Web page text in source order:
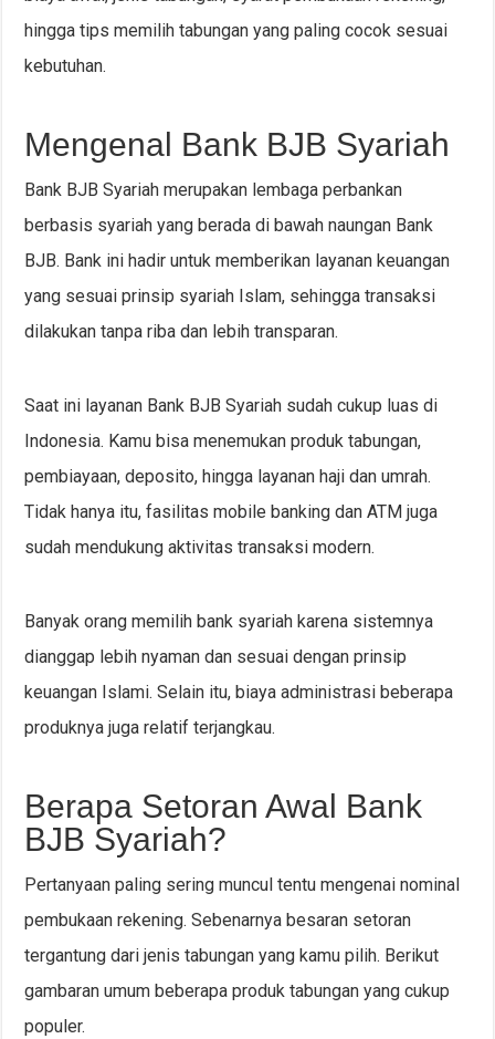
hingga tips memilih tabungan yang paling cocok sesuai
kebutuhan.
Mengenal Bank BJB Syariah
Bank BJB Syariah merupakan lembaga perbankan
berbasis syariah yang berada di bawah naungan Bank
BJB. Bank ini hadir untuk memberikan layanan keuangan
yang sesuai prinsip syariah Islam, sehingga transaksi
dilakukan tanpa riba dan lebih transparan.
Saat ini layanan Bank BJB Syariah sudah cukup luas di
Indonesia. Kamu bisa menemukan produk tabungan,
pembiayaan, deposito, hingga layanan haji dan umrah.
Tidak hanya itu, fasilitas mobile banking dan ATM juga
sudah mendukung aktivitas transaksi modern.
Banyak orang memilih bank syariah karena sistemnya
dianggap lebih nyaman dan sesuai dengan prinsip
keuangan Islami. Selain itu, biaya administrasi beberapa
produknya juga relatif terjangkau.
Berapa Setoran Awal Bank
BJB Syariah?
Pertanyaan paling sering muncul tentu mengenai nominal
pembukaan rekening. Sebenarnya besaran setoran
tergantung dari jenis tabungan yang kamu pilih. Berikut
gambaran umum beberapa produk tabungan yang cukup
populer.